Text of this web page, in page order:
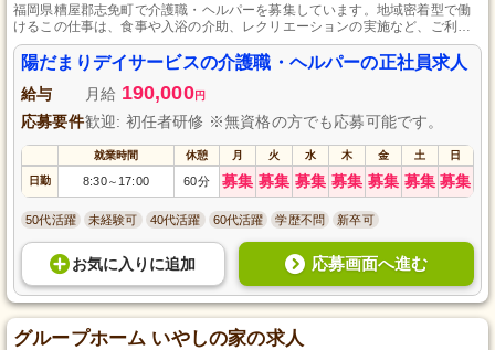
福岡県糟屋郡志免町で介護職・ヘルパーを募集しています。地域密着型で働
けるこの仕事は、食事や入浴の介助、レクリエーションの実施など、ご利用
者さまの生活をサポートするやりがいのある業務です。無資格・未経験者も
応募可能で、資格を持つ方は特に歓迎します。勤務時間は日勤のみで、月8日
の休みがあります。マイカー通勤もでき、通勤もラクラクです。
陽だまりデイサービスの介護職・ヘルパーの正社員求人
給与 月給 190,000円
応募要件歓迎: 初任者研修 ※無資格の方でも応募可能です。
就業時間 休憩 月 火 水 木 金 土 日
日勤 8:30～ 17:00 60分 募集 募集 募集 募集 募集 募集 募集
50代活躍 未経験可 40代活躍 60代活躍 学歴不問 新卒可
お気に入り に追加 応募画面へ進む
グループホーム いやしの家の求人